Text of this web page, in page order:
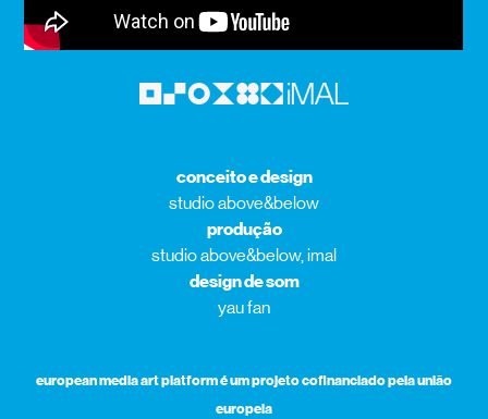
conceito e design
studio above&below
produção
studio above&below, imal
design de som
yau fan
european media art platform é um projeto cofinanciado pela união
europeia